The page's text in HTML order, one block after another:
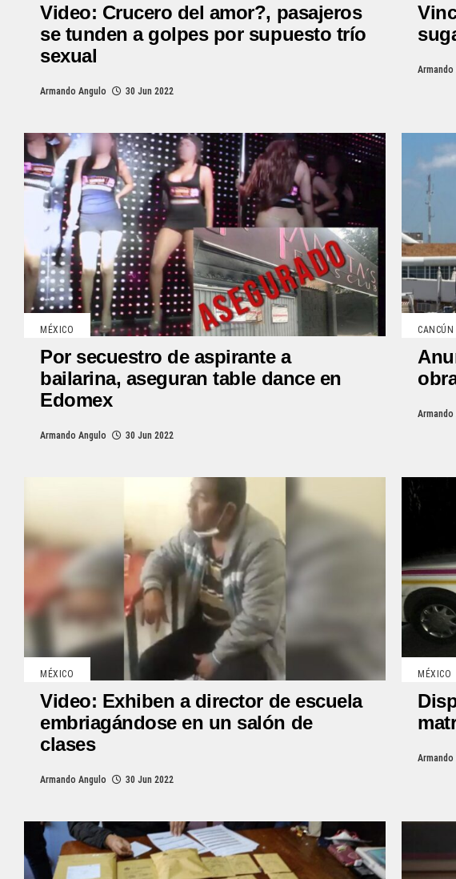
Video: Crucero del amor?, pasajeros
se tunden a golpes por supuesto trío
sexual
Armando Angulo 30 Jun 2022
Armando
MÉXICO
Por secuestro de aspirante a
bailarina, aseguran table dance en
Edomex
Armando Angulo 30 Jun 2022
CANCÚN
Armando
MÉXICO
Video: Exhiben a director de escuela
embriagándose en un salón de
clases
Armando Angulo 30 Jun 2022
MÉXICO
Armando